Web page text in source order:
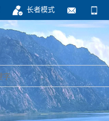
长者模式
谐
国务院要闻
镇街信息
临沂日报·莒南新